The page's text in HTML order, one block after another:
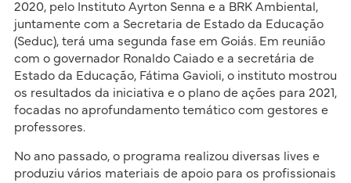
2020, pelo Instituto Ayrton Senna e a BRK Ambiental,
juntamente com a Secretaria de Estado da Educação
(Seduc), terá uma segunda fase em Goiás. Em reunião
com o governador Ronaldo Caiado e a secretária de
Estado da Educação, Fátima Gavioli, o instituto mostrou
os resultados da iniciativa e o plano de ações para 2021,
focadas no aprofundamento temático com gestores e
professores.
No ano passado, o programa realizou diversas lives e
produziu vários materiais de apoio para os profissionais